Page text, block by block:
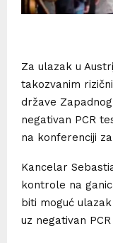
Za ulazak u
takozvanim
države
negativan PCR
na konferenciji
Kancelar
kontrole na
biti moguć
uz negativan